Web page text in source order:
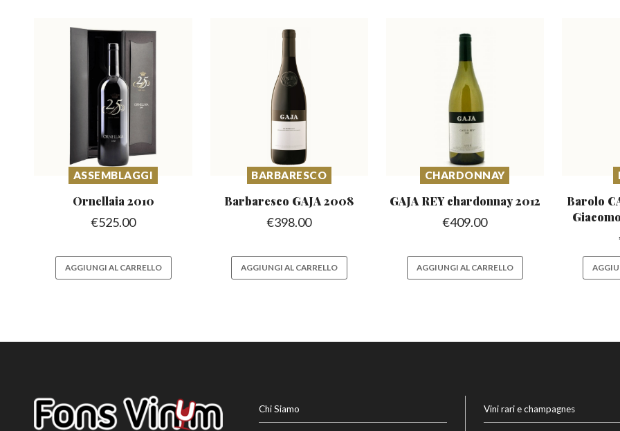
ASSEMBLAGGI
Ornellaia 2010
€525.00
AGGIUNGI AL CARRELLO
BARBARESCO
Barbaresco GAJA 2008
€398.00
AGGIUNGI AL CARRELLO
CHARDONNAY
GAJA REY chardonnay2012
€409.00
AGGIUNGI AL CARRELLO
Barolo
Chi Siamo Vini rari e champagnes